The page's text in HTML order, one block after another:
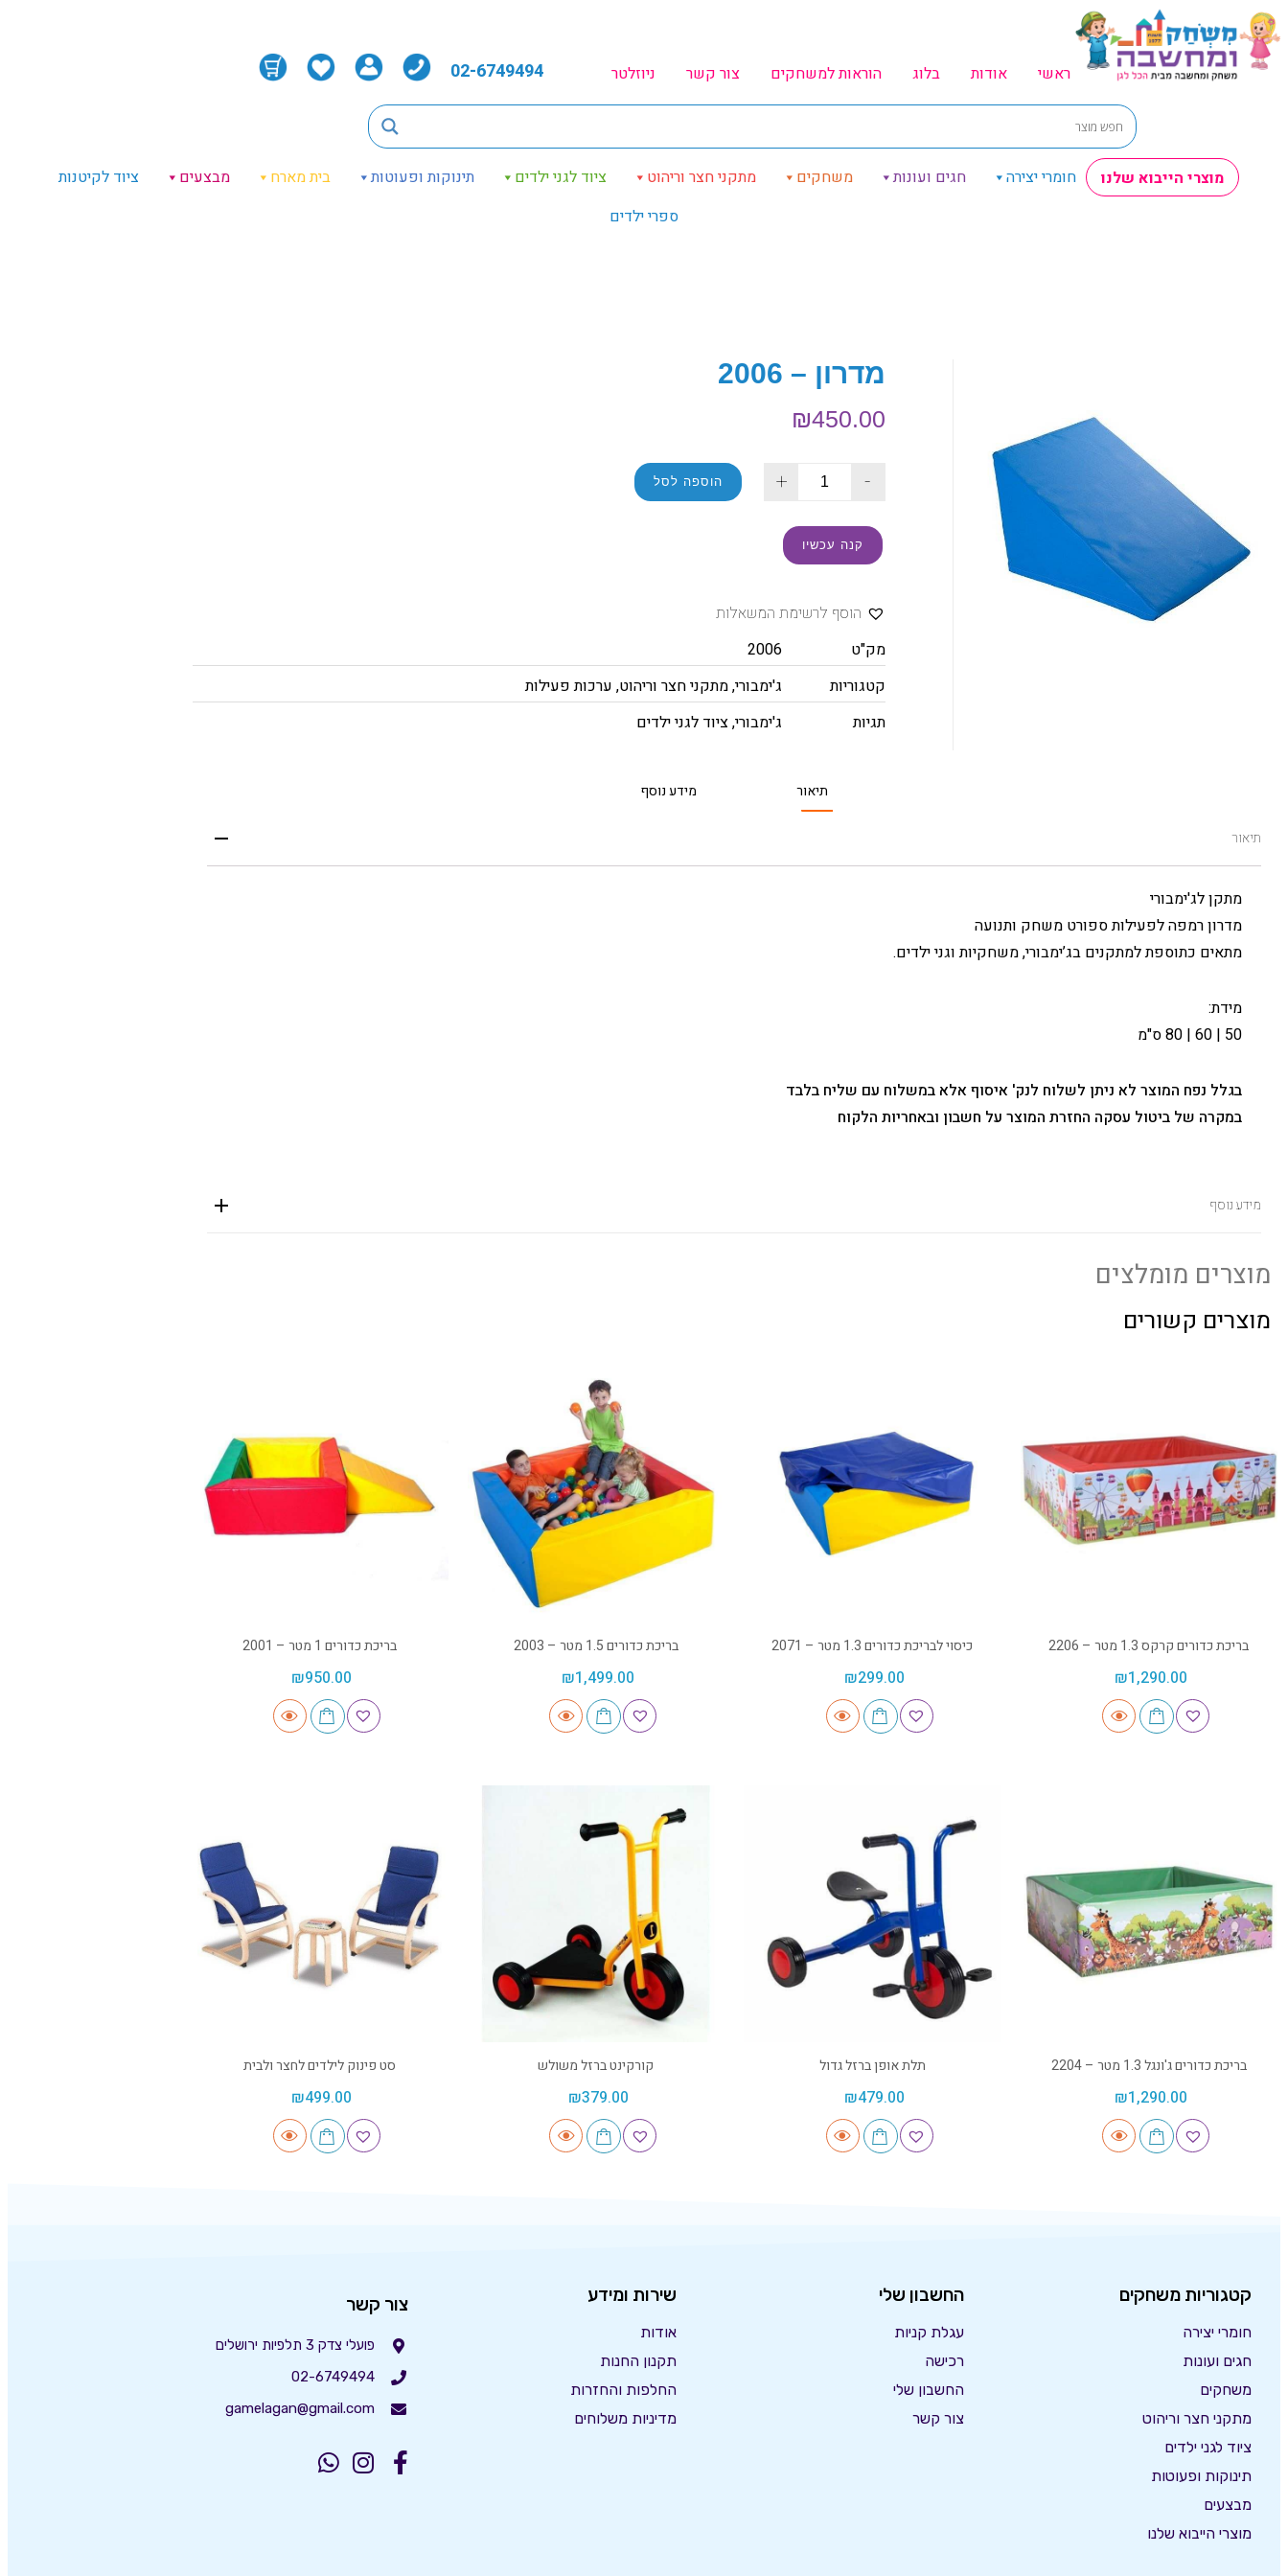
ראשי אודות בלוג הוראות למשחקים צור קשר ניוזלטר 02-6749494
מוצרי הייבוא שלנו חומרי יצירה חגים ועונות משחקים מתקני חצר וריהוט ציוד לגני ילדים תינוקות ופעוטות בית מארח מבצעים
ציוד לקיטנות
ספרי ילדים
מדרון – 2006
₪450.00
-
+ הוספה לסל
קנה עכשיו
הוסף לרשימת המשאלות
מק"ט
2006
קטגוריות
ג'ימבורי,מתקני חצר וריהוט, ערכות פעילות
תגיות
ג'ימבורי,ציוד לגני ילדים
תיאור מידע נוסף
תיאור
מתקן לג'ימבורי
מדרון רמפה לפעילות ספורט משחק ותנועה
מתאים כתוספת למתקנים בג’ימבורי, משחקיות וגני ילדים.
מידת:
50 | 60 | 80 ס"מ
בגלל נפח המוצר לא ניתן לשלוח לנק' איסוף אלא במשלוח עם שליח בלבד
במקרה של ביטול עסקה החזרת המוצר על חשבון ובאחריות הלקוח
מידע נוסף
מוצרים מומלצים
מוצרים קשורים
בריכת כדורים קרקס 1.3 מטר – 2206
₪1,290.00
כיסוי לבריכת כדורים 1.3 מטר – 2071
₪299.00
בריכת כדורים 1.5 מטר – 2003
₪1,499.00
בריכת כדורים 1 מטר – 2001
₪950.00
בריכת כדורים ג'ונגל 1.3 מטר – 2204
₪1,290.00
תלת אופן ברזל גדול
₪479.00
קורקינט ברזל משולש
₪379.00
סט פינוק לילדים לחצר ולבית
₪499.00
קטגוריות משחקים
חומרי יצירה
חגים ועונות
משחקים
מתקני חצר וריהוט
ציוד לגני ילדים
תינוקות ופעוטות
מבצעים
מוצרי הייבוא שלנו
החשבון שלי
עגלת קניות
רכישה
החשבון שלי
צור קשר
שירות ומידע
אודות
תקנון החנות
החלפות והחזרות
מדיניות משלוחים
צור קשר
פועלי צדק 3 תלפיות ירושלים
02-6749494
gamelagan@gmail.com